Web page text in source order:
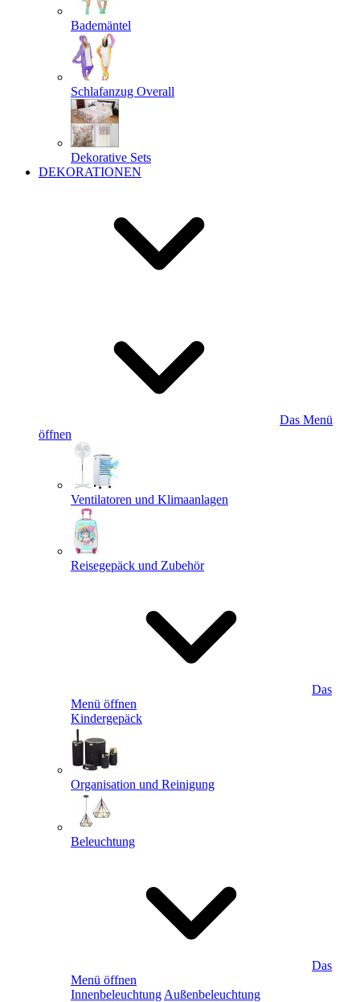
Bademäntel
Schlafanzug Overall
Dekorative Sets
DEKORATIONEN
Das Menü
öffnen
Ventilatoren und Klimaanlagen
Reisegepäck und Zubehör
Das
Menü öffnen
Kindergepäck
Organisation und Reinigung
Beleuchtung
Das
Menü öffnen
Innenbeleuchtung Außenbeleuchtung